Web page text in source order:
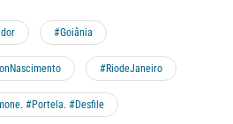
#Goiânia
#RiodeJaneiro
#Portela. #Desfile